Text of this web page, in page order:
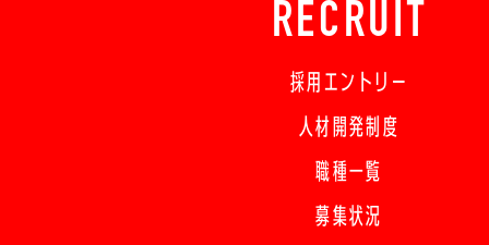
RECRUIT
採用エントリー
人材開発制度
職種一覧
募集状況